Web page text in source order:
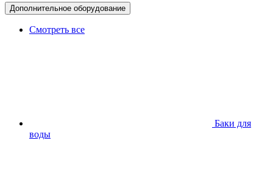
Дополнительное оборудование
Смотреть все
Баки для
воды